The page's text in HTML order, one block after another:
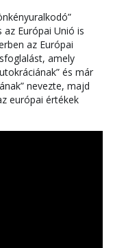
Európai Unió is
az Európai
amely
és már
nevezte, majd
európai értékek